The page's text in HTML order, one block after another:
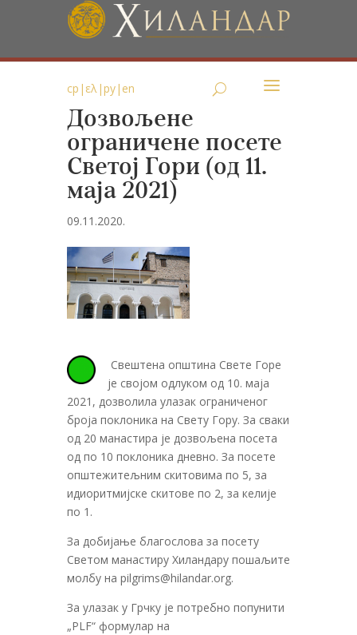
ср | ελ|ру| en
Дозвољене
ограничене посете
Светој Гори (од 11.
маја 2021)
09.11.2020.
Свештена општина Свете Горе
је својом одлуком од 10. маја
2021, дозволила улазак ограниченог
броја поклоника на Свету Гору. За сваки
од 20 манастира је дозвољена посета
од по 10 поклоника дневно. За посете
општежитељним скитовима по 5, за
идиоритмијске скитове по 2, за келије
по 1.
За добијање благослова за посету
Светом манастиру Хиландару пошаљите
молбу на pilgrims@hilandar.org.
За улазак у Грчку је потребно попунити
„PLF“ формулар на